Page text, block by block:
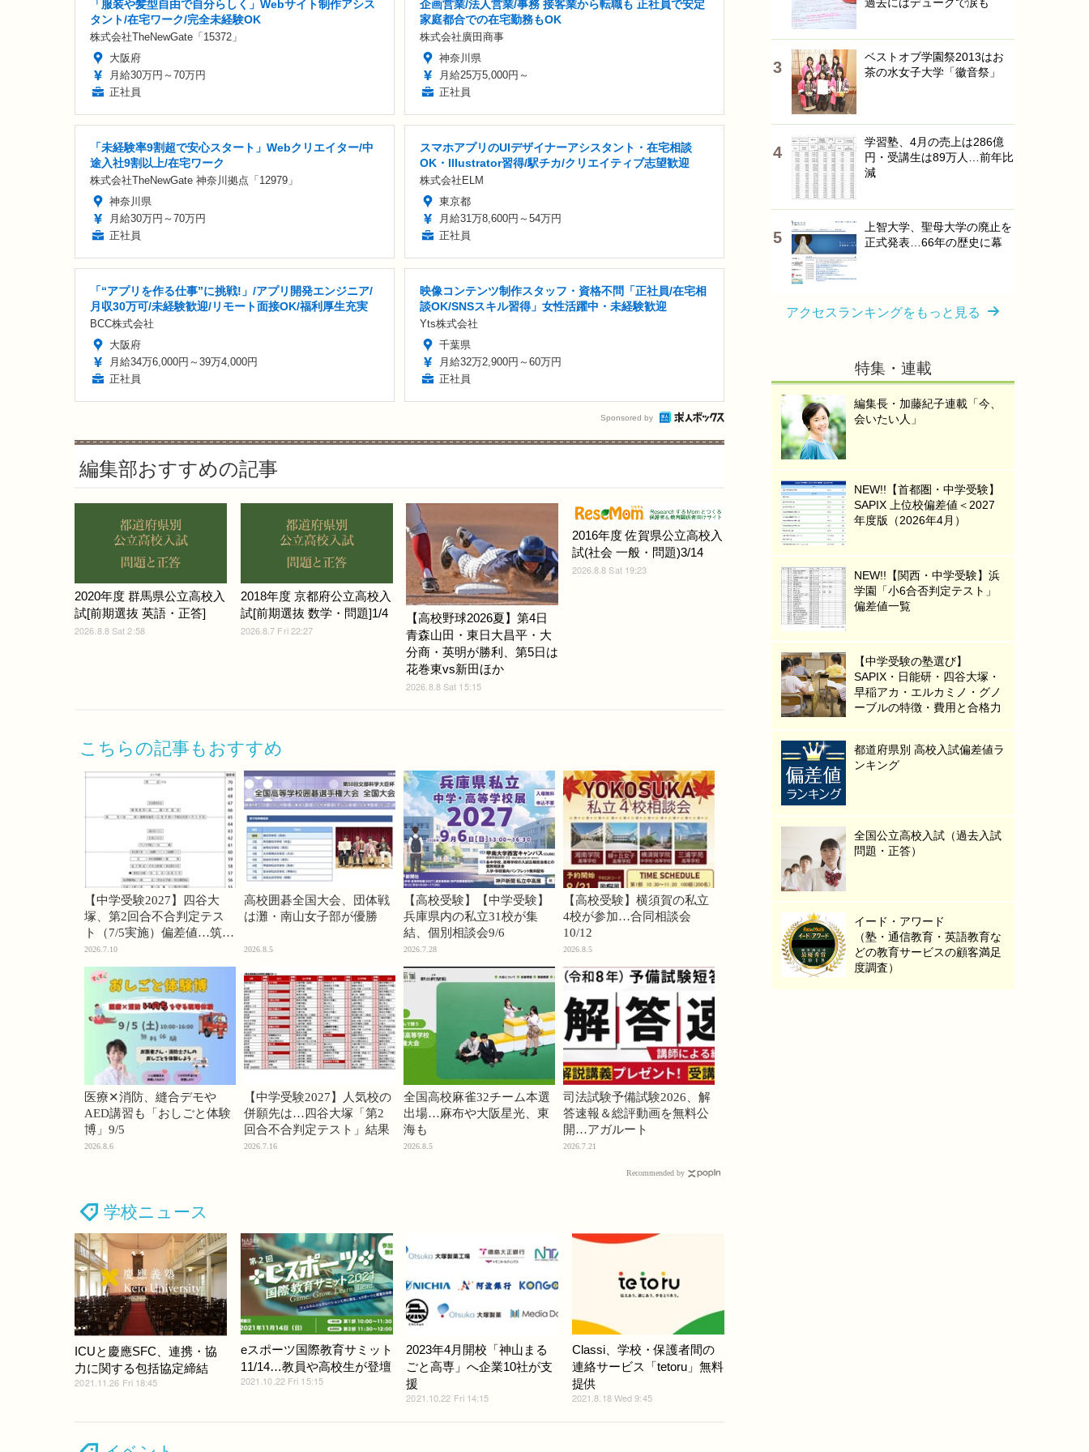
「服装や髪型自由で自分らしく」Webサイト制作アシス
タント/在宅ワーク/完全未経験OK
株式会社TheNewGate「15372」
大阪府
月給30万円～70万円
正社員
企画営業/法人営業/事務 接客業から転職も 正社員で安定
家庭都合での在宅勤務もOK
株式会社廣田商事
神奈川県
月給25万5,000円～
正社員
「未経験率9割超で安心スタート」Webクリエイター/中
途入社9割以上/在宅ワーク
株式会社TheNewGate 神奈川拠点「12979」
神奈川県
月給30万円～70万円
正社員
スマホアプリのUIデザイナーアシスタント・在宅相談
OK・Illustrator習得/駅チカ/クリエイティブ志望歓迎
株式会社ELM
東京都
月給31万8,600円～54万円
正社員
「“アプリを作る仕事”に挑戦!」/アプリ開発エンジニア/
月収30万可/未経験歓迎/リモート面接OK/福利厚生充実
BCC株式会社
大阪府
月給34万6,000円～39万4,000円
正社員
映像コンテンツ制作スタッフ・資格不問「正社員/在宅相
談OK/SNSスキル習得」女性活躍中・未経験歓迎
Yts株式会社
千葉県
月給32万2,900円～60万円
正社員
Sponsored by
編集部おすすめの記事
2020年度 群馬県公立高校入
試[前期選抜 英語・正答]
2026.8.8 Sat 2:58
2018年度 京都府公立高校入
試[前期選抜 数学・問題]1/4
2026.8.7 Fri 22:27
【高校野球2026夏】第4日
青森山田・東日大昌平・大
分商・英明が勝利、第5日は
花巻東vs新田ほか
2026.8.8 Sat 15:15
2016年度 佐賀県公立高校入
試(社会 一般・問題)3/14
2026.8.8 Sat 19:23
こちらの記事もおすすめ
【中学受験2027】四谷大
塚、第2回合不合判定テス
ト（7/5実施）偏差値…筑駒
74・桜蔭70＜PR＞
2026.7.10
高校囲碁全国大会、団体戦
は灘・南山女子部が優勝
2026.8.5
【高校受験】【中学受験】
兵庫県内の私立31校が集
結、個別相談会9/6
2026.7.28
【高校受験】横須賀の私立
4校が参加…合同相談会
10/12
2026.8.5
医療✕消防、縫合デモや
AED講習も「おしごと体験
博」9/5
2026.8.6
【中学受験2027】人気校の
併願先は…四谷大塚「第2
回合不合判定テスト」結果
2026.7.16
全国高校麻雀32チーム本選
出場…麻布や大阪星光、東
海も
2026.8.5
司法試験予備試験2026、解
答速報＆総評動画を無料公
開…アガルート
2026.7.21
Recommended by
学校ニュース
ICUと慶應SFC、連携・協
力に関する包括協定締結
2021.11.26 Fri 18:45
eスポーツ国際教育サミット
11/14…教員や高校生が登壇
2021.10.22 Fri 15:15
2023年4月開校「神山まる
ごと高専」へ企業10社が支
援
2021.10.22 Fri 14:15
Classi、学校・保護者間の
連絡サービス「tetoru」無料
提供
2021.8.18 Wed 9:45
ベストオブ学園祭2013はお
茶の水女子大学「徽音祭」
学習塾、4月の売上は286億
円・受講生は89万人…前年比
減
上智大学、聖母大学の廃止を
正式発表…66年の歴史に幕
アクセスランキングをもっと見る
特集・連載
編集長・加藤紀子連載「今、
会いたい人」
NEW!!【首都圏・中学受験】
SAPIX 上位校偏差値＜2027
年度版（2026年4月）
NEW!!【関西・中学受験】浜
学園「小6合否判定テスト」
偏差値一覧
【中学受験の塾選び】
SAPIX・日能研・四谷大塚・
早稲アカ・エルカミノ・グノ
ーブルの特徴・費用と合格力
都道府県別 高校入試偏差値ラ
ンキング
全国公立高校入試（過去入試
問題・正答）
イード・アワード
（塾・通信教育・英語教育な
どの教育サービスの顧客満足
度調査）